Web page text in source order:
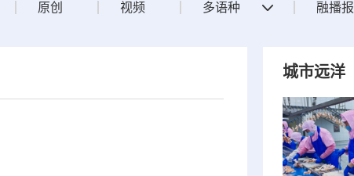
原创 视频 多语种 融播报
城市远洋